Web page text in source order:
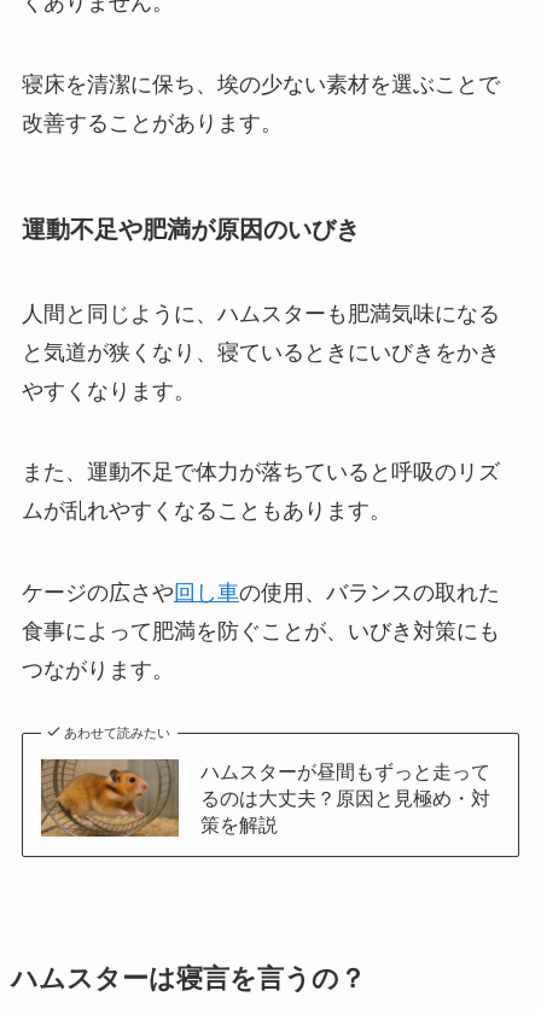
寝床を清潔に保ち、埃の少ない素材を選ぶことで
改善することがあります。
運動不足や肥満が原因のいびき
人間と同じように、ハムスターも肥満気味になる
と気道が狭くなり、寝ているときにいびきをかき
やすくなります。
また、運動不足で体力が落ちていると呼吸のリズ
ムが乱れやすくなることもあります。
ケージの広さや 回し車の使用、バランスの取れた
食事によって肥満を防ぐことが、いびき対策にも
つながります。
あわせて読みたい
ハムスターが昼間もずっと走って
るのは大丈夫？原因と見極め・対
策を解説
ハムスターは寝言を言うの？